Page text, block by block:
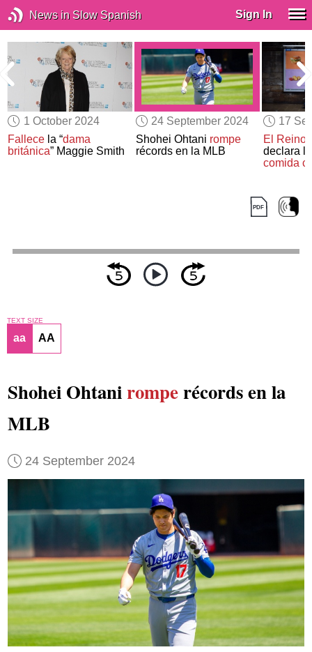
News in Slow Spanish Sign In
1 October 2024
Fallece la “dama
británica” Maggie Smith
24 September 2024
Shohei Ohtani rompe
récords en la MLB
17
El Reino
declara
comida
TEXT SIZE
aa AA
Shohei Ohtaniromperécords en la
MLB
24 September 2024